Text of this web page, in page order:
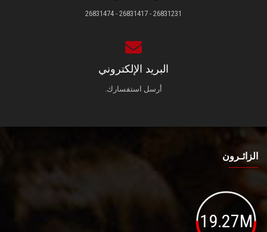
26831231 - 26831417 - 26831474
البريد الإلكتروني
أرسل استفسارك.
الزائـرون
19.27M